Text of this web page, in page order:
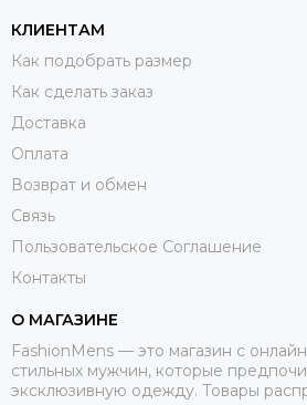
КЛИЕНТАМ
Как подобрать размер
Как сделать заказ
Доставка
Оплата
Возврат и обмен
Связь
Пользовательское Соглашение
Контакты
О МАГАЗИНЕ
FashionMens — это магазин с
стильных мужчин, которые
эксклюзивную одежду. Товары